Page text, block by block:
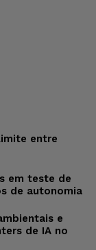
entre
em teste de
de autonomia
e
de IA no